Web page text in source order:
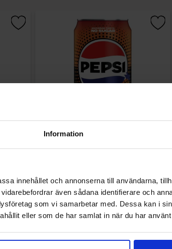
Information
innehållet och annonserna till användarna,
även sådana identifierare och
som vi samarbetar med. Dessa kan i
eller som de har samlat in när du har
Pepsi Max Tropical 33cl
Köp